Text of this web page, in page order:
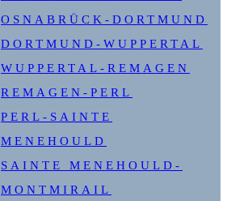
OSNABRÜCK-DORTMUND
DORTMUND-WUPPERTAL
WUPPERTAL-REMAGEN
REMAGEN-PERL
PERL-SAINTE
MENEHOULD
SAINTE MENEHOULD-
MONTMIRAIL